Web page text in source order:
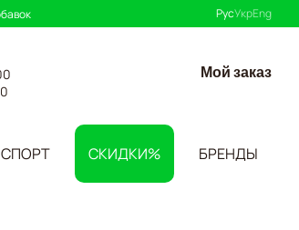
РусУкрEng
Мой заказ
СПОРТ СКИДКИ% БРЕНДЫ